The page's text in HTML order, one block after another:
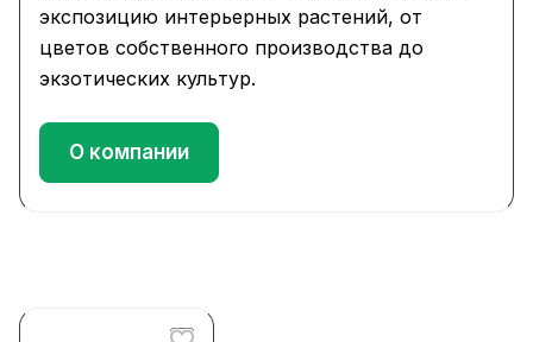
экспозицию интерьерных растений, от
цветов собственного производства до
экзотических культур.
О компании